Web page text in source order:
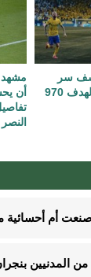
سر
احتفاله «Siuu» بعد الهدف 970
مشهد
أن
صنعت أم